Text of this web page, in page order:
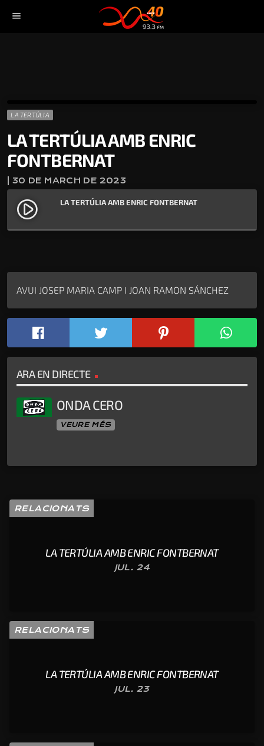
menu
LA TERTÚLIA
LA TERTÚLIA AMB ENRIC
FONTBERNAT
| 30 DE MARCH DE 2023
play_circle_filled LA TERTÚLIA AMB ENRIC FONTBERNAT
AVUI JOSEP MARIA CAMP I JOAN RAMON SÁNCHEZ
ARA EN DIRECTE
ONDA CERO
VEURE MÉS
RELACIONATS
LA TERTÚLIA AMB ENRIC FONTBERNAT
JUL. 24
RELACIONATS
LA TERTÚLIA AMB ENRIC FONTBERNAT
JUL. 23